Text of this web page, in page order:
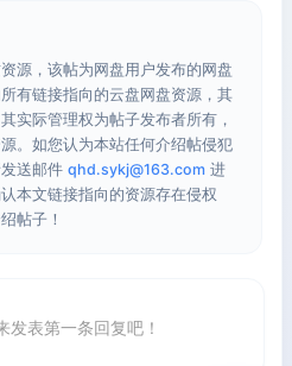
源，该帖为网盘用户发布的网盘
有链接指向的云盘网盘资源，其
实际管理权为帖子发布者所有，
。如您认为本站任何介绍帖侵犯
送邮件 qhd.sykj@163.com 进
本文链接指向的资源存在侵权
帖子！
发表第一条回复吧！